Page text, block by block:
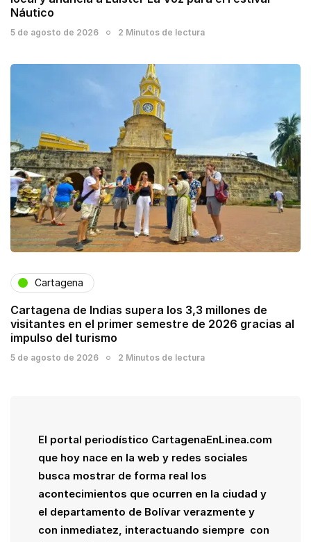
Náutico
5 de agosto de 2026 2 Minutos de lectura
Cartagena
Cartagena de Indias supera los 3,3 millones de
visitantes en el primer semestre de 2026 gracias al
impulso del turismo
5 de agosto de 2026 2 Minutos de lectura
El portal periodístico CartagenaEnLinea.com
que hoy nace en la web y redes sociales
busca mostrar de forma real los
acontecimientos que ocurren en la ciudad y
el departamento de Bolívar verazmente y
con inmediatez, interactuando siempre con